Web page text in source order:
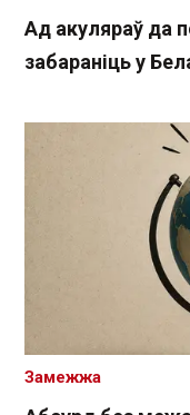
Ад акуляраў да
забараніць у
Замежжа